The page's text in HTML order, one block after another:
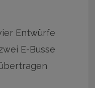
Entwürfe
E-Busse